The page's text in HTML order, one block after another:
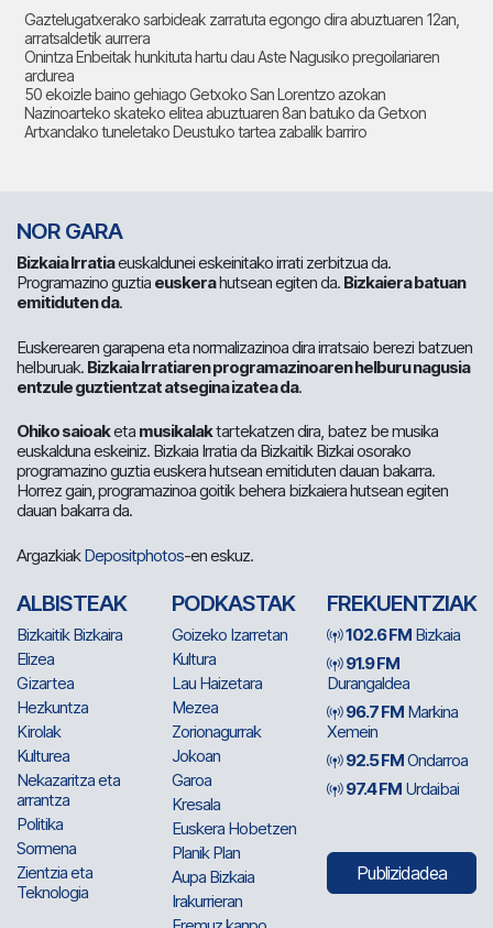
Gaztelugatxerako sarbideak zarratuta egongo dira abuztuaren 12an,
arratsaldetik aurrera
Onintza Enbeitak hunkituta hartu dau Aste Nagusiko pregoilariaren
ardurea
50 ekoizle baino gehiago Getxoko San Lorentzo azokan
Nazinoarteko skateko elitea abuztuaren 8an batuko da Getxon
Artxandako tuneletako Deustuko tartea zabalik barriro
NOR GARA
Bizkaia Irratiaeuskaldunei eskeinitako irrati zerbitzua da.
Programazino guztia euskerahutsean egiten da. Bizkaiera batuan
emitiduten da.
Euskerearen garapena eta normalizazinoa dira irratsaio berezi batzuen
helburuak. Bizkaia Irratiaren programazinoaren helburu nagusia
entzule guztientzat atsegina izatea da.
Ohiko saioaketa musikalaktartekatzen dira, batez be musika
euskalduna eskeiniz. Bizkaia Irratia da Bizkaitik Bizkai osorako
programazino guztia euskera hutsean emitiduten dauan bakarra.
Horrez gain, programazinoa goitik behera bizkaiera hutsean egiten
dauan bakarra da.
ArgazkiakDepositphotos-en eskuz.
ALBISTEAK
Bizkaitik Bizkaira
Elizea
Gizartea
Hezkuntza
Kirolak
Kulturea
Nekazaritza eta
arrantza
Politika
Sormena
Zientzia eta
Teknologia
PODKASTAK
Goizeko Izarretan
Kultura
Lau Haizetara
Mezea
Zorionagurrak
Jokoan
Garoa
Kresala
Euskera Hobetzen
Planik Plan
Aupa Bizkaia
Irakurrieran
FREKUENTZIAK
102.6 FM Bizkaia
91.9 FM
Durangaldea
96.7 FM Markina
Xemein
92.5 FMOndarroa
97.4 FM Urdaibai
Publizidadea